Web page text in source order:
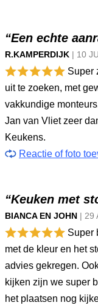
“Een echte
R.KAMPERDIJK | 10
Super
uit te zoeken, met
vakkundige
Jan van Vliet zeer
Keukens.
Reactie of foto
“Keuken met
BIANCA EN JOHN | 29
Super
met de kleur en het
advies gekregen.
kijken zijn we super
het plaatsen nog